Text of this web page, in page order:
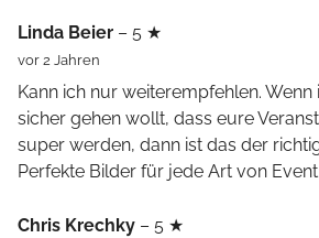
Linda Beier – 5 ★
vor 2 Jahren
Kann ich nur weiterempfehlen.
sicher gehen wollt, dass eure
super werden, dann ist das der
Perfekte Bilder für jede Art von Event.
Chris Krechky – 5 ★